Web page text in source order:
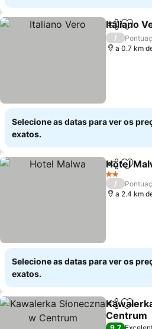
Partilhar
Italiano
/
a 0.7 km
Selecione as datas para ver os
exatos.
Partilhar
Hotel
2 Estrelas
/
a 2.4 km
Selecione as datas para ver os
exatos.
Partilhar
Centrum